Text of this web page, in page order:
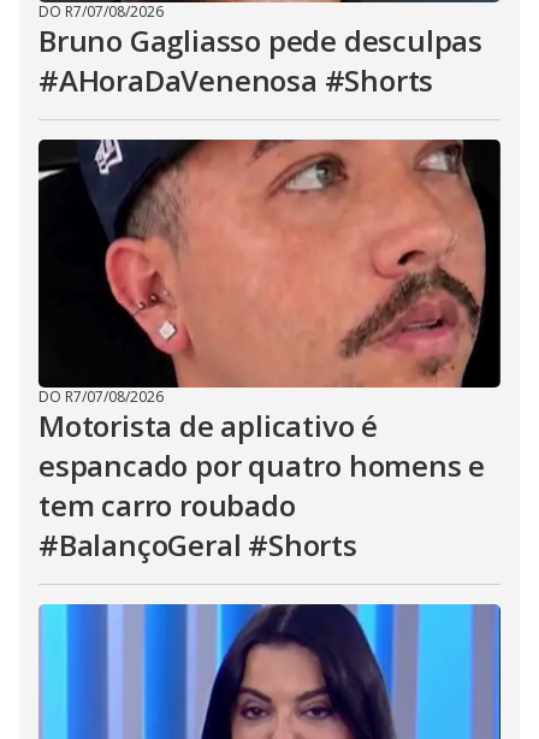
DO R7/07/08/2026
Bruno Gagliasso pede desculpas
#AHoraDaVenenosa #Shorts
DO R7/07/08/2026
Motorista de aplicativo é
espancado por quatro homens e
tem carro roubado
#BalançoGeral #Shorts